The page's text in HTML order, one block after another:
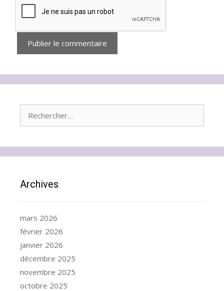
Archives
mars 2026
février 2026
janvier 2026
décembre 2025
novembre 2025
octobre 2025